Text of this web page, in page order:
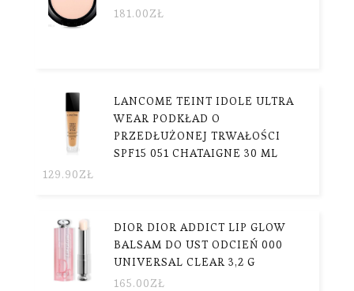
181.00ZŁ
LANCOME TEINT IDOLE ULTRA
WEAR PODKŁAD O
PRZEDŁUŻONEJ TRWAŁOŚCI
SPF15 051 CHATAIGNE 30 ML
129.90ZŁ
DIOR DIOR ADDICT LIP GLOW
BALSAM DO UST ODCIEŃ 000
UNIVERSAL CLEAR 3,2 G
165.00ZŁ